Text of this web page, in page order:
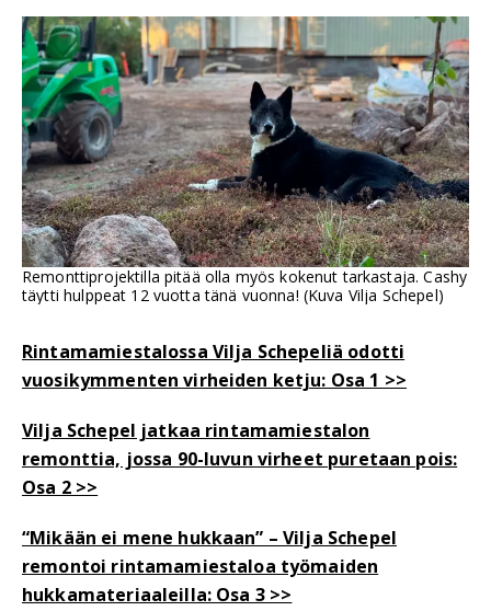
Remonttiprojektilla pitää olla myös kokenut tarkastaja. Cashy
täytti hulppeat 12 vuotta tänä vuonna! (Kuva Vilja Schepel)
Rintamamiestalossa Vilja Schepeliä odotti
vuosikymmenten virheiden ketju: Osa 1 >>
Vilja Schepel jatkaa rintamamiestalon
remonttia, jossa 90-luvun virheet puretaan pois:
Osa 2 >>
“Mikään ei mene hukkaan” – Vilja Schepel
remontoi rintamamiestaloa työmaiden
hukkamateriaaleilla: Osa 3 >>